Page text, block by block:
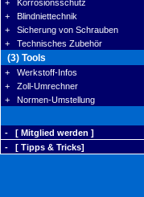
+ Korrosionsschutz
+ Blindniettechnik
+ Sicherung von Schrauben
+ Technisches Zubehör
(3) Tools
+ Werkstoff-Infos
+ Zoll-Umrechner
+ Normen-Umstellung
- [ Mitglied werden ]
- [ Tipps & Tricks]